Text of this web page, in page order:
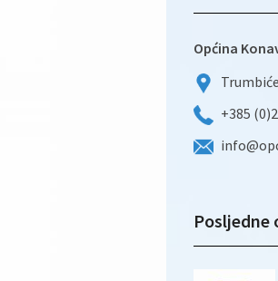
Općina
+385
Posljedne